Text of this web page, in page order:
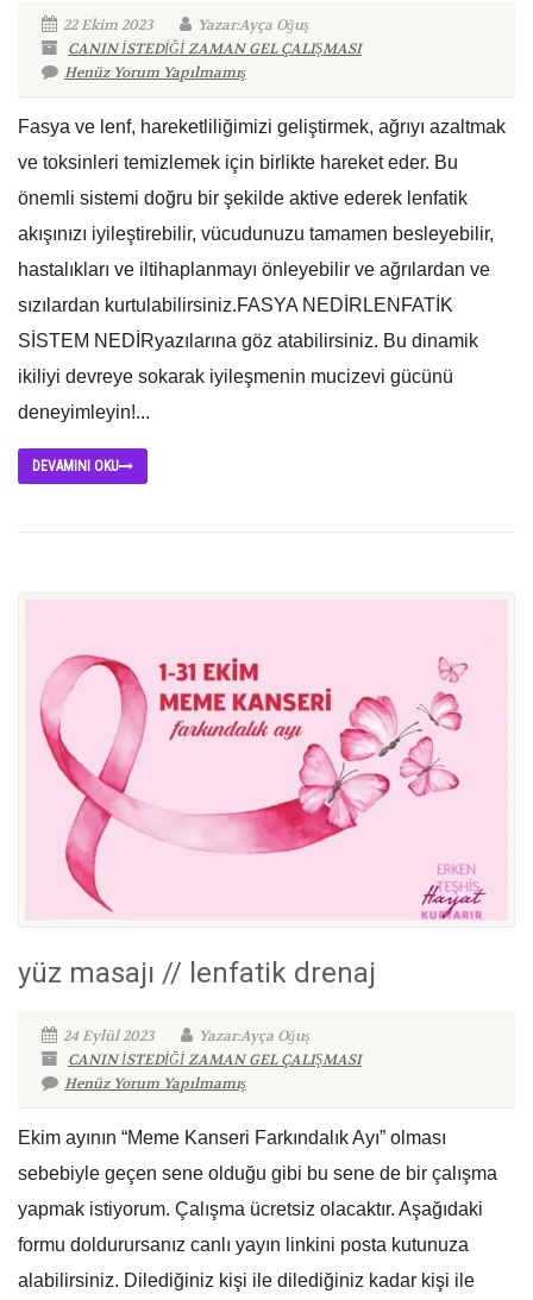
22 Ekim 2023
Yazar:Ayça Oğuş
CANIN İSTEDİĞİ ZAMAN GEL ÇALIŞMASI
Henüz Yorum Yapılmamış
Fasya ve lenf, hareketliliğimizi geliştirmek, ağrıyı azaltmak
ve toksinleri temizlemek için birlikte hareket eder. Bu
önemli sistemi doğru bir şekilde aktive ederek lenfatik
akışınızı iyileştirebilir, vücudunuzu tamamen besleyebilir,
hastalıkları ve iltihaplanmayı önleyebilir ve ağrılardan ve
sızılardan kurtulabilirsiniz.FASYA NEDİRLENFATİK
SİSTEM NEDİRyazılarına göz atabilirsiniz. Bu dinamik
ikiliyi devreye sokarak iyileşmenin mucizevi gücünü
deneyimleyin!...
DEVAMINI OKU
yüz masajı // lenfatik drenaj
24 Eylül 2023
Yazar:Ayça Oğuş
CANIN İSTEDİĞİ ZAMAN GEL ÇALIŞMASI
Henüz Yorum Yapılmamış
Ekim ayının “Meme Kanseri Farkındalık Ayı” olması
sebebiyle geçen sene olduğu gibi bu sene de bir çalışma
yapmak istiyorum. Çalışma ücretsiz olacaktır. Aşağıdaki
formu doldurursanız canlı yayın linkini posta kutunuza
alabilirsiniz. Dilediğiniz kişi ile dilediğiniz kadar kişi ile